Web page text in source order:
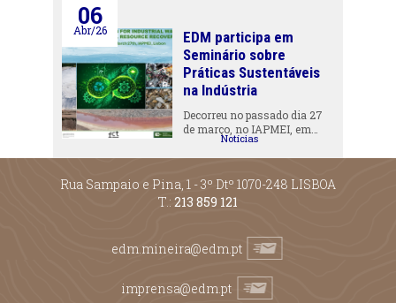
06
Abr/26
EDM participa em
Seminário sobre
Práticas Sustentáveis
na Indústria
Decorreu no passado dia 27
de março, no IAPMEI, em…
Notícias
Rua Sampaio e Pina, 1 - 3º Dtº 1070-248 LISBOA
T.: 213 859 121
edm.mineira@edm.pt
imprensa@edm.pt